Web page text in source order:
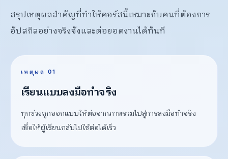
สรุปเหตุผลสำคัญที่ทำให้คอร์สนี้เหมาะกับคนที่ต้องการ
อัปสกิลอย่างจริงจังและต่อยอดงานได้ทันที
เหตุผล 01
เรียนแบบลงมือทำจริง
ทุกช่วงถูกออกแบบให้ต่อจากภาพรวมไปสู่การลงมือทำจริง
เพื่อให้ผู้เรียนกลับไปใช้ต่อได้เร็ว